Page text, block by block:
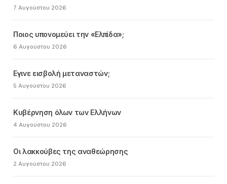
7 Αυγούστου 2026
Ποιος υπονομεύει την «Ελπίδα»;
6 Αυγούστου 2026
Εγινε εισβολή μεταναστών;
5 Αυγούστου 2026
Κυβέρνηση όλων των Ελλήνων
4 Αυγούστου 2026
Οι λακκούβες της αναθεώρησης
2 Αυγούστου 2026